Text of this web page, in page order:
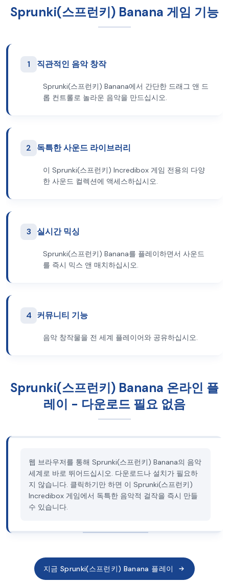
Sprunki(스프런키) Banana 게임 기능
1 직관적인 음악 창작
Sprunki(스프런키) Banana에서 간단한 드래그 앤 드
롭 컨트롤로 놀라운 음악을 만드십시오.
2 독특한 사운드 라이브러리
이 Sprunki(스프런키) Incredibox 게임 전용의 다양
한 사운드 컬렉션에 액세스하십시오.
3 실시간 믹싱
Sprunki(스프런키) Banana를 플레이하면서 사운드
를 즉시 믹스 앤 매치하십시오.
4 커뮤니티 기능
음악 창작물을 전 세계 플레이어와 공유하십시오.
Sprunki(스프런키) Banana 온라인 플
레이 - 다운로드 필요 없음
웹 브라우저를 통해 Sprunki(스프런키) Banana의 음악
세계로 바로 뛰어드십시오. 다운로드나 설치가 필요하
지 않습니다. 클릭하기만 하면 이 Sprunki(스프런키)
Incredibox 게임에서 독특한 음악적 걸작을 즉시 만들
수 있습니다.
지금 Sprunki(스프런키) Banana 플레이